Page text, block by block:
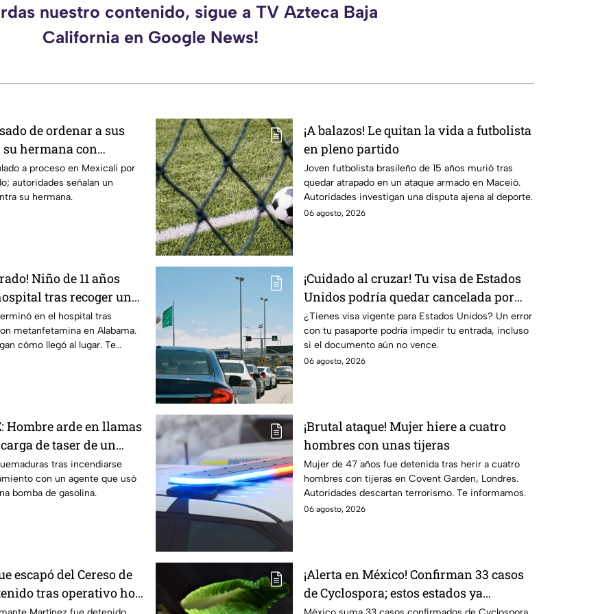
nuestro contenido, sigue a TV Azteca Baja
California en Google News!
de ordenar a sus
hermana con
en Mexicali; lo
a proceso en Mexicali por
autoridades señalan un
su hermana.
¡A balazos! Le quitan la vida a futbolista
en pleno partido
Joven futbolista brasileño de 15 años murió tras
quedar atrapado en un ataque armado en Maceió.
Autoridades investigan una disputa ajena al deporte.
06 agosto, 2026
Niño de 11 años
tras recoger un
en el hospital tras
metanfetamina en Alabama.
cómo llegó al lugar. Te
¡Cuidado al cruzar! Tu visa de Estados
Unidos podría quedar cancelada por
este error en el pasaporte
¿Tienes visa vigente para Estados Unidos? Un error
con tu pasaporte podría impedir tu entrada, incluso
si el documento aún no vence.
06 agosto, 2026
Hombre arde en llamas
de taser de un
gasolineratras incendiarse
con un agente que usó
bomba de gasolina.
¡Brutal ataque! Mujer hiere a cuatro
hombres con unas tijeras
Mujer de 47 años fue detenida tras herir a cuatro
hombres con tijeras en Covent Garden, Londres.
Autoridades descartan terrorismo. Te informamos.
06 agosto, 2026
escapó del Cereso de
tras operativo hoy
¡Alerta en México! Confirman 33 casos
de Cyclospora; estos estados ya